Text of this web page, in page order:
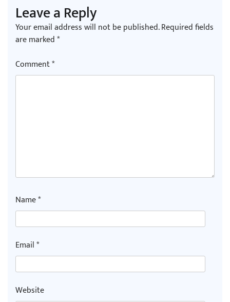
चलचित्र ‘माया भनेकै यस्तो होला’को शीर्ष गीत
Leave a Reply
Your email address will not be published.Required fields
are marked*
Comment*
Name*
Email*
Website